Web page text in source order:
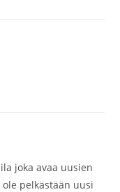
joka avaa uusien
pelkästään uusi